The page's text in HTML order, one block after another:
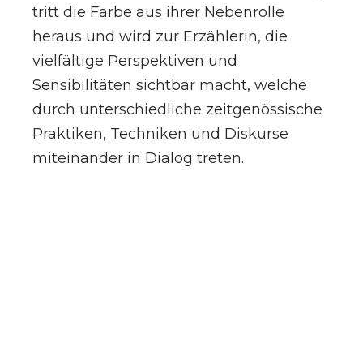
tritt die Farbe aus ihrer Nebenrolle
heraus und wird zur Erzählerin, die
vielfältige Perspektiven und
Sensibilitäten sichtbar macht, welche
durch unterschiedliche zeitgenössische
Praktiken, Techniken und Diskurse
miteinander in Dialog treten.